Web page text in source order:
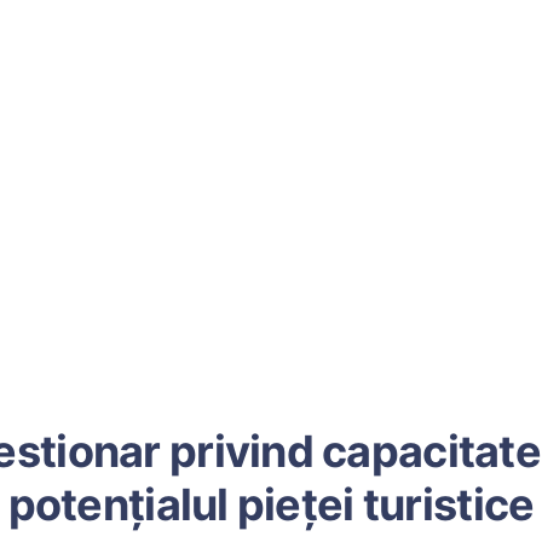
privind
potențialul pieței turistice